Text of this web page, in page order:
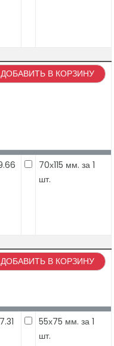
ДОБАВИТЬ В КОРЗИНУ
70х115 мм. за 1
шт.
ДОБАВИТЬ В КОРЗИНУ
55х75 мм. за 1
шт.